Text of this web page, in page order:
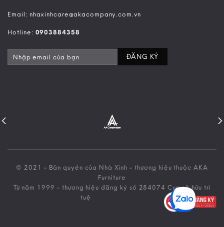
Email: nhaxinhcare@akacompany.com.vn
Hotline: 0903884358
© 2021 - Bản quyền của Nhà Xinh - thương hiệu thuộc AKA
Furniture
Từ năm 1999 - thương hiệu đăng ký số 284074 Cục sở hữu trí
tuệ